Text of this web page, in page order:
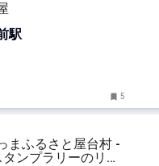
駅
5
まふるさと屋台村 -
ンプラリーのリニ